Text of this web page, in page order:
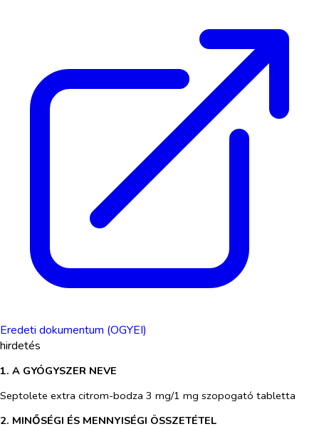
Eredeti dokumentum (OGYEI)
hirdetés
1. A GYÓGYSZER NEVE
Septolete extra citrom-bodza 3 mg/1 mg szopogató tabletta
2. MINŐSÉGI ÉS MENNYISÉGI ÖSSZETÉTEL